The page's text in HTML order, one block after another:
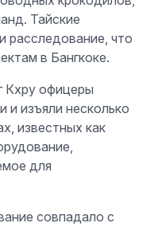
Тайские
расследование, что
в Бангкоке.
Кхру офицеры
и изъяли несколько
известных как
для
совпадало с